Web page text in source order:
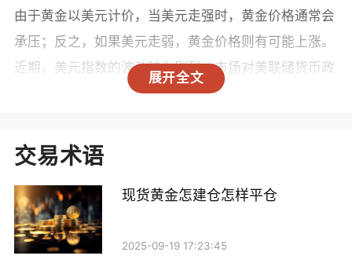
展开全文
由于黄金以美元计价，当美元走强时，黄金价格通常会
承压；反之，如果美元走弱，黄金价格则有可能上涨。
近期，美元指数的波动较为剧烈，市场对美联储货币政
策的预期也在不断变化，这使得黄金价格在一定程度上
温，投资者对黄金的需求有所回升，导致现货黄金价格
出现震荡微涨的走势。
第三，技术面因素也不可忽视。现货黄金在经历了
一段时间的调整后，技术指标显示出一定的反弹信号。
交易术语
现货黄金怎建仓怎样平仓
2025-09-19 17:23:45